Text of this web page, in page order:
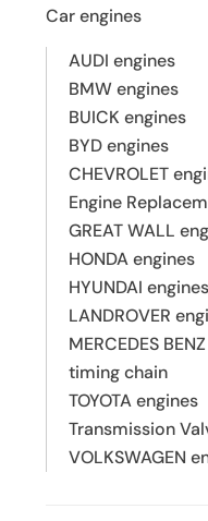
Car engines
AUDI engines
BMW engines
BUICK engines
BYD engines
CHEVROLET
Engine
GREAT WALL
HONDA engines
HYUNDAI engines
LANDROVER
MERCEDES
timing chain
TOYOTA engines
Transmission
VOLKSWAGEN